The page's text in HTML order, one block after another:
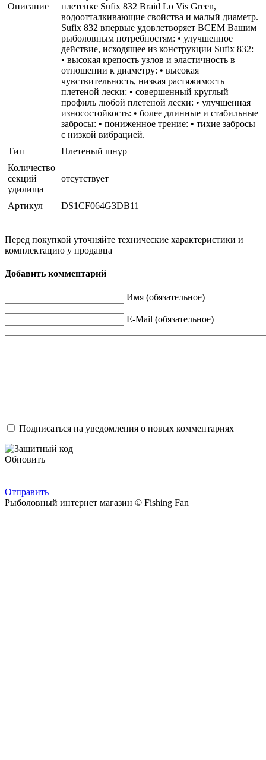
Описание
плетенке Sufix 832 Braid Lo Vis Green,
водоотталкивающие свойства и малый диаметр.
Sufix 832 впервые удовлетворяет ВСЕМ Вашим
рыболовным потребностям: • улучшенное
действие, исходящее из конструкции Sufix 832:
• высокая крепость узлов и эластичность в
отношении к диаметру: • высокая
чувствительность, низкая растяжимость
плетеной лески: • совершенный круглый
профиль любой плетеной лески: • улучшенная
износостойкость: • более длинные и стабильные
забросы: • пониженное трение: • тихие забросы
с низкой вибрацией.
Тип
Плетеный шнур
Количество
секций
удилища
отсутствует
Артикул DS1CF064G3DB11
Перед покупкой уточняйте технические характеристики и
комплектацию у продавца
Добавить комментарий
Имя (обязательное)
E-Mail (обязательное)
Подписаться на уведомления о новых комментариях
Обновить
Отправить
Рыболовный интернет магазин © Fishing Fan